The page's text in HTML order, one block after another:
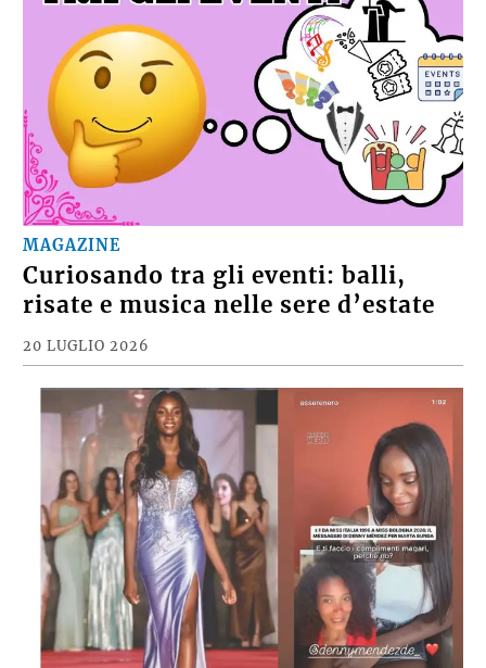
MAGAZINE
Curiosando tra gli eventi: balli,
risate e musica nelle sere d’estate
20 LUGLIO 2026